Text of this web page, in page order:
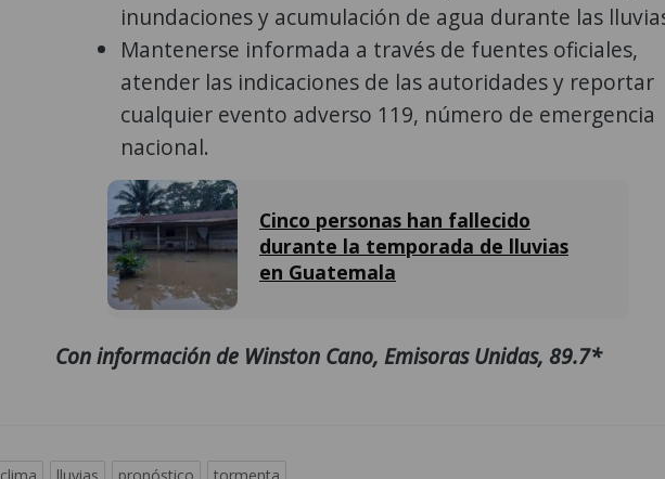
inundaciones y acumulación de agua durante las
Mantenerse informada a través de fuentes oficiales,
atender las indicaciones de las autoridades y reportar
cualquier evento adverso 119, número de emergencia
nacional.
Cinco personas han fallecido
durante la temporada de lluvias
en Guatemala
Con información de Winston Cano, Emisoras Unidas, 89.7*